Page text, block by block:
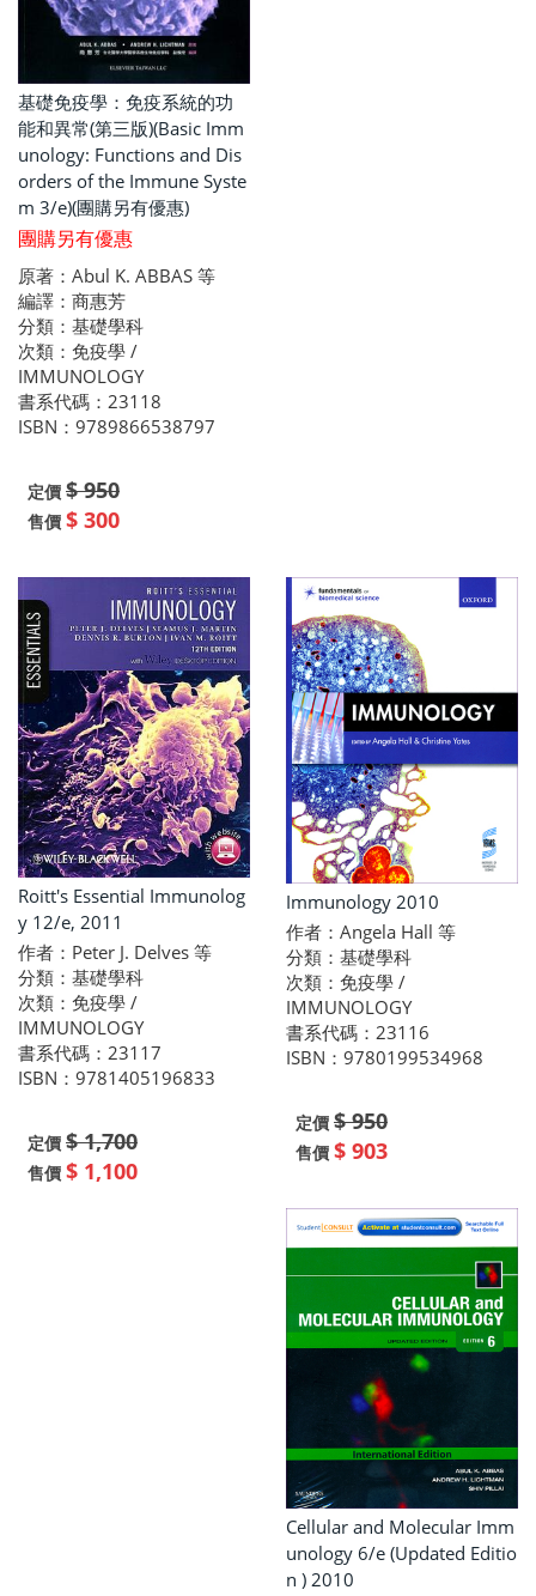
基礎免疫學：免疫系統的功
能和異常(第三版)(Basic Imm
unology: Functions and Dis
orders of the Immune Syste
m 3/e)(團購另有優惠)
團購另有優惠
原著：Abul K. ABBAS 等
編譯：商惠芳
分類：基礎學科
次類：免疫學 /
IMMUNOLOGY
書系代碼：23118
ISBN：9789866538797
定價 $ 950
售價 $ 300
Roitt's Essential Immunolog
y 12/e, 2011
作者：Peter J. Delves 等
分類：基礎學科
次類：免疫學 /
IMMUNOLOGY
書系代碼：23117
ISBN：9781405196833
定價 $ 1,700
售價 $ 1,100
Immunology 2010
作者：Angela Hall 等
分類：基礎學科
次類：免疫學 /
IMMUNOLOGY
書系代碼：23116
ISBN：9780199534968
定價 $ 950
售價 $ 903
Cellular and Molecular Imm
unology 6/e (Updated Editio
n ) 2010